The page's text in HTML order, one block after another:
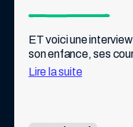
avec les
quelques-
souvenirs
ET voici une
son enfance, ses
pour la science et la
Lire la suite